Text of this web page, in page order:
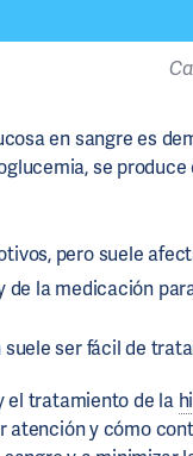
en sangre es
se
pero suele
de la medicación
ser fácil de
el tratamiento de la
atención y cómo